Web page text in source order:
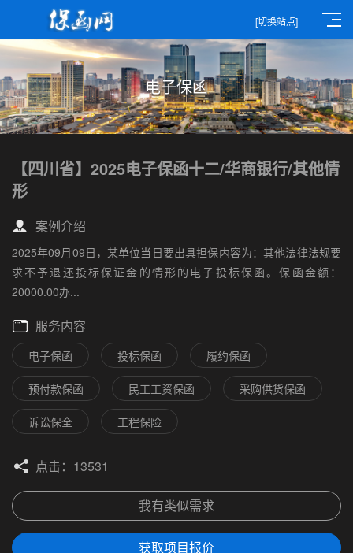
[切换站点]
电子保函
【四川省】2025电子保函十二/华商银行/其他情
形
案例介绍
2025年09月09日，某单位当日要出具担保内容为：其他法律法规要
求不予退还投标保证金的情形的电子投标保函。保函金额：
20000.00办...
服务内容
电子保函 投标保函 履约保函
预付款保函 民工工资保函 采购供货保函
诉讼保全 工程保险
点击：13531
我有类似需求
获取项目报价